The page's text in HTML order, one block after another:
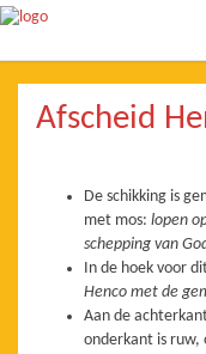
Afscheid
De schikking is
met mos: lopen
schepping van
In de hoek voor
Henco met de
Aan de
onderkant is ruw,